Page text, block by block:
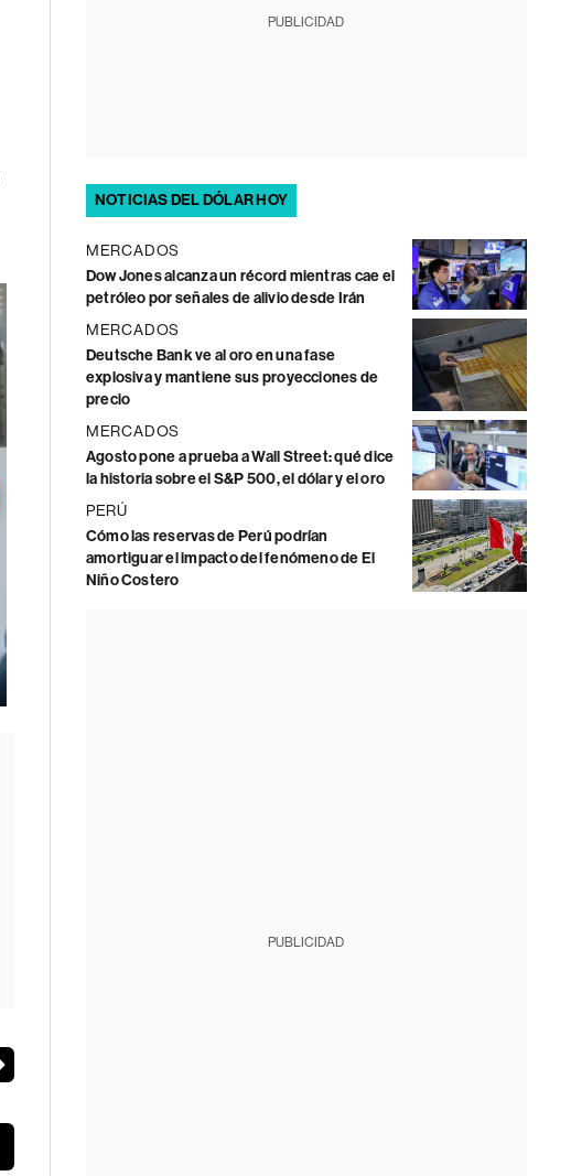
PUBLICIDAD
NOTICIAS DEL DÓLAR HOY
MERCADOS
Dow Jones alcanza un récord mientras cae el
petróleo por señales de alivio desde Irán
MERCADOS
Deutsche Bank ve al oro en una fase
explosiva y mantiene sus proyecciones de
precio
MERCADOS
Agosto pone a prueba a Wall Street: qué dice
la historia sobre el S&P 500, el dólar y el oro
PERÚ
Cómo las reservas de Perú podrían
amortiguar el impacto del fenómeno de El
Niño Costero
PUBLICIDAD